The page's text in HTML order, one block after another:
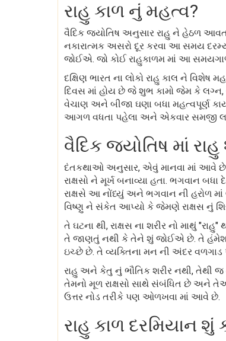
રાહુ કાળ નું મહત્વ?
વૈદિક જ્યોતિષ અનુસાર રાહુ ને હેઠળ
નકારાત્મક અસરો દૂર કરવા આ સમય
જોઈએ. જો કોઈ રાહુકાળમ માં આ
દક્ષિણ ભારત ના લોકો રાહુ કાલ ને
દિવસ માં હોય છે જે શુભ કામો જેમ કે લગ્ન,
વેચાણ અને બીજા ઘણા બધા મહત્વપૂર્ણ
આગળ વધતા પહેલા અને એકવાર સમજી
વૈદિક જ્યોતિષ માં
દંતકથાઓ અનુસાર, એવું માનવા માં આવે
રાક્ષસો ને મૂર્ખ બનાવ્યા હતા. ભગવાન
રાક્ષસે આ નોંધ્યું અને ભગવાન ની હરોળ
વિષ્ણુ ને સંકેત આપ્યો કે જેમણે રાક્ષસ નું
તે ઘટના થી, રાક્ષસ ના શરીર નો માથું
તે જાણતું નથી કે તેને શું જોઈએ છે. તે હંમેશા
ઇચ્છે છે. તે વ્યક્તિના મન ની અંદર વળગાડ
રાહુ અને કેતુ નું ભૌતિક શરીર નથી, તેથી
તેમનો મૂળ રાક્ષસો સાથે સંબંધિત છે અને
ઉત્તર નોડ તરીકે પણ ઓળખવા માં આવે છે.
રાહુ કાળ દરમિયાન શું